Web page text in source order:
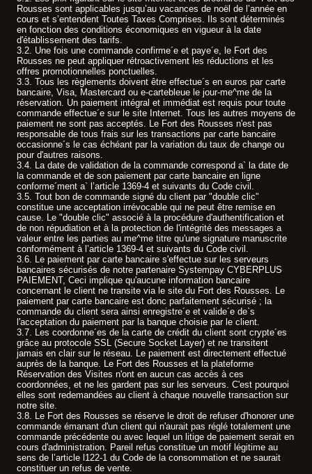
Rousses sont applicables jusqu’au vacances de noël de l’année en
cours et s’entendent Toutes Taxes Comprises. Ils sont déterminés
en fonction des conditions économiques en vigueur à la date
d'établissement des tarifs.
3.2. Une fois une commande confirme´e et paye´e, le Fort des
Rousses ne peut appliquer rétroactivement les réductions et les
offres promotionnelles ponctuelles.
3.3. Tous les règlements doivent être effectue´s en euros par carte
bancaire, Visa, Mastercard ou e-cartebleue le jour-me^me de la
réservation. Un paiement intégral et immédiat est requis pour toute
commande effectue´e sur le site Internet. Tous les autres moyens de
paiement ne sont pas acceptés. Le Fort des Rousses n'est pas
responsable de tous frais sur les transactions par carte bancaire
occasionne´s le cas échéant par la variation du taux de change ou
pour d'autres raisons.
3.4. La date de validation de la commande correspond a` la date de
la commande et de son paiement par carte bancaire en ligne
conforme´ment a` l’article 1369-4 et suivants du Code civil.
3.5. Tout bon de commande signé du client par "double clic"
constitue une acceptation irrévocable qui ne peut être remise en
cause. Le "double clic" associé à la procédure d'authentification et
de non répudiation et à la protection de l'intégrité des messages a
valeur entre les parties au me^me titre qu'une signature manuscrite
conformément à l’article 1369-4 et suivants du Code civil.
3.6. Le paiement par carte bancaire s'effectue sur les serveurs
bancaires sécurisés de notre partenaire Systempay CYBERPLUS
PAIEMENT, Ceci implique qu'aucune information bancaire
concernant le client ne transite via le site du Fort des Rousses. Le
paiement par carte bancaire est donc parfaitement sécurisé ; la
commande du client sera ainsi enregistre´e et valide´e de`s
l'acceptation du paiement par la banque choisie par le client.
3.7. Les coordonne´es de la carte de crédit du client sont crypte´es
grâce au protocole SSL (Secure Socket Layer) et ne transitent
jamais en clair sur le réseau. Le paiement est directement effectué
auprès de la banque. Le Fort des Rousses et la plateforme
Réservation des Visites n'ont en aucun cas accès à ces
coordonnées, et ne les gardent pas sur les serveurs. C'est pourquoi
elles sont redemandées au client à chaque nouvelle transaction sur
notre site.
3.8. Le Fort des Rousses se réserve le droit de refuser d'honorer une
commande émanant d'un client qui n'aurait pas réglé totalement une
commande précédente ou avec lequel un litige de paiement serait en
cours d'administration. Pareil refus constitue un motif légitime au
sens de l’article l122-1 du Code de la consommation et ne saurait
constituer un refus de vente.